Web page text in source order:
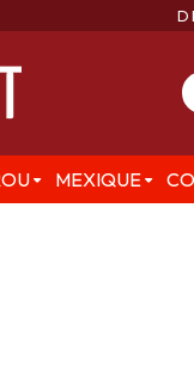
MEXIQUE